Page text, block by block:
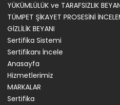
YÜKÜMLÜLÜK ve TARAFSIZLIK
TÜMPET ŞİKAYET PROSESİNİ
GİZLİLİK BEYANI
Sertifika Sistemi
Sertifikanı İncele
Anasayfa
Hizmetlerimiz
MARKALAR
Sertifika